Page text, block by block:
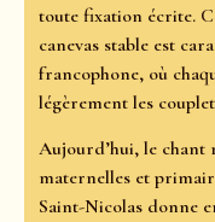
toute fixation écrite.
canevas stable est
francophone, où
légèrement les
Aujourd’hui, le chant
maternelles et
Saint-Nicolas donne